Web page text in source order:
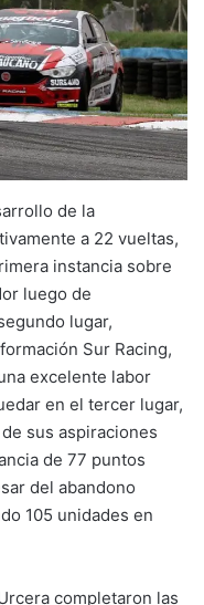
de la
a 22 vueltas,
instancia sobre
luego de
lugar,
Sur Racing,
excelente labor
en el tercer lugar,
sus aspiraciones
de 77 puntos
del abandono
105 unidades en
completaron las